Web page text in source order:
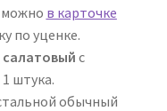
в карточке
по уценке.
салатовый с
штука.
обычный